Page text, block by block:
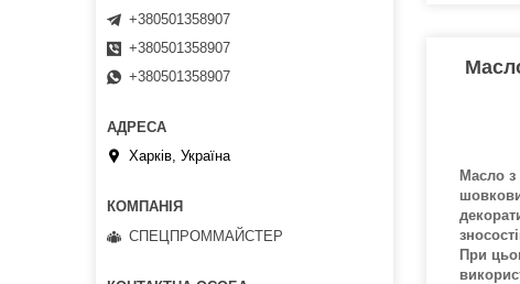
Масло з
При
+380501358907
+380501358907
+380501358907
Харків, Україна
СПЕЦПРОММАЙСТЕР